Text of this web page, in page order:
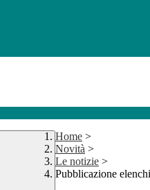
Home >
Novità >
Le notizie >
Pubblicazione